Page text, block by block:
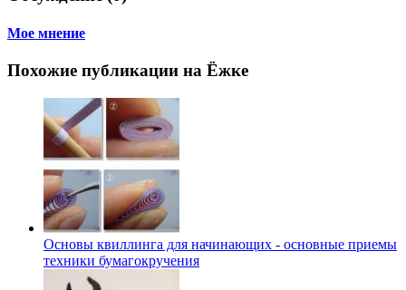
Мое мнение
Похожие публикации на Ёжке
Основы квиллинга для начинающих - основные приемы
техники бумагокручения